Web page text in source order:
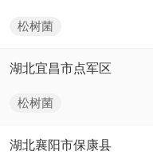
松树菌
湖北宜昌市点军区
松树菌
湖北襄阳市保康县